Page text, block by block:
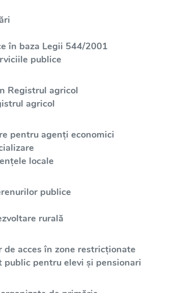
în baza Legii 544/2001
publice
Registrul agricol
agricol
pentru agenți economici
locale
publice
rurală
acces în zone restricționate
pentru elevi și pensionari